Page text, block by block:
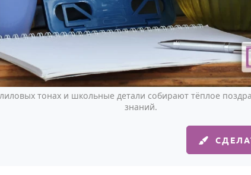
тонах и школьные детали собирают тёплое
знаний.